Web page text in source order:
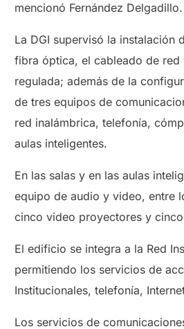
mencionó Fernández Delgadillo.
La DGI supervisó la instalación
fibra óptica, el cableado de red
regulada; además de la
de tres equipos de
red inalámbrica, telefonía,
aulas inteligentes.
En las salas y en las aulas
equipo de audio y video, entre
cinco video proyectores y
El edificio se integra a la Red
permitiendo los servicios de
Institucionales, telefonía,
Los servicios de